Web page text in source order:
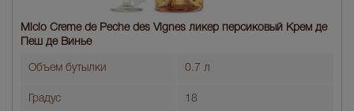
Miclo Creme de Peche des Vignes ликер персиковый Крем де
Пеш де Винье
Объем бутылки 0.7 л
Градус 18